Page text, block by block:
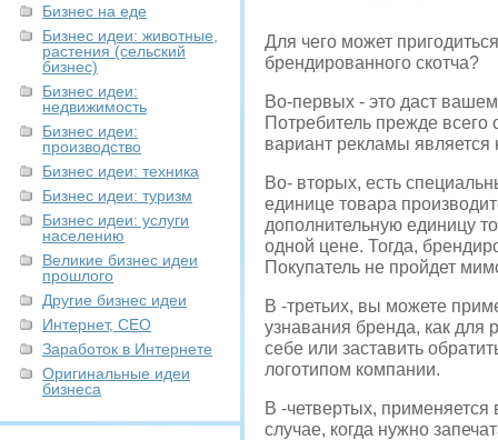
Бизнес на еде
Бизнес идеи: животные,
растения (сельский
бизнес)
Бизнес идеи:
недвижимость
Бизнес идеи:
производство
Бизнес идеи: техника
Бизнес идеи: туризм
Бизнес идеи: услуги
населению
Великие бизнес идеи
прошлого
Другие бизнес идеи
Интернет, СЕО
Заработок в Интернете
Оригинальные идеи
бизнеса
Для чего может
брендированного скотча?
Во-первых - это даст
Потребитель прежде
вариант рекламы
Во- вторых, есть
единице товара
дополнительную единицу
одной цене. Тогда,
Покупатель не пройдет
В -третьих, вы можете
узнавания бренда, как для
себе или заставить
логотипом компании.
В -четвертых,
случае, когда нужно